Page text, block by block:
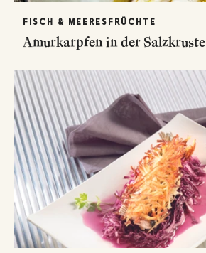
FISCH & MEERESFRÜCHTE
Amurkarpfen in der Salzkruste